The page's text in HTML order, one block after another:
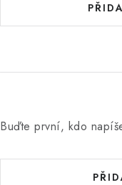
Buďte první, kdo